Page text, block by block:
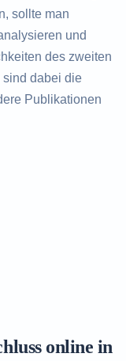
sollte man
und
des zweiten
sind dabei die
Publikationen
online in